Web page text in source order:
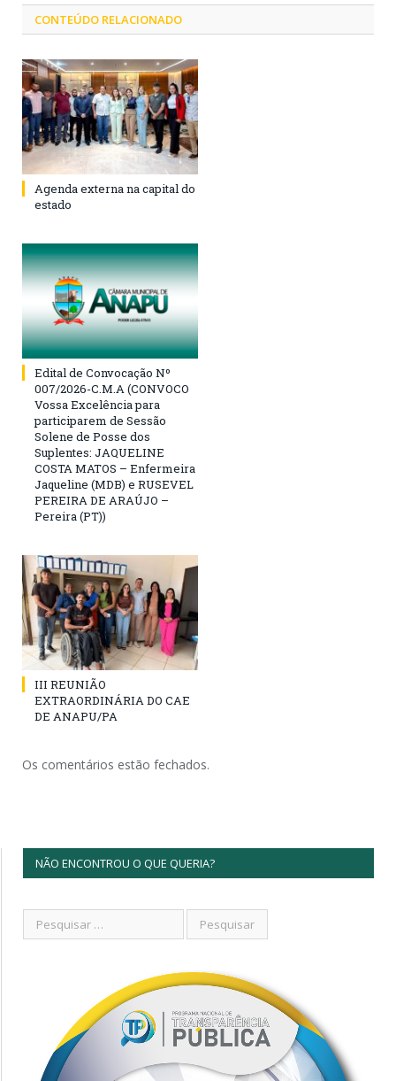
CONTEÚDO RELACIONADO
Agenda externa na capital do
estado
Edital de Convocação Nº
007/2026-C.M.A (CONVOCO
Vossa Excelência para
participarem de Sessão
Solene de Posse dos
Suplentes: JAQUELINE
COSTA MATOS – Enfermeira
Jaqueline (MDB) e RUSEVEL
PEREIRA DE ARAÚJO –
Pereira (PT))
III REUNIÃO
EXTRAORDINÁRIA DO CAE
DE ANAPU/PA
Os comentários estão fechados.
NÃO ENCONTROU O QUE QUERIA?